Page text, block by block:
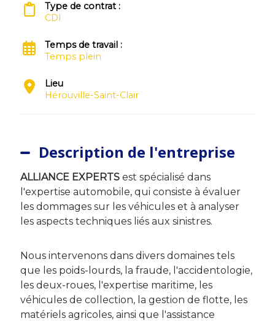
Type de contrat :
CDI
Temps de travail :
Temps plein
Lieu
Hérouville-Saint-Clair
Description de l'entreprise
ALLIANCE EXPERTSest spécialisé dans
l'expertise automobile, qui consiste à évaluer
les dommages sur les véhicules et à analyser
les aspects techniques liés aux sinistres.
Nous intervenons dans divers domaines tels
que les poids-lourds, la fraude, l'accidentologie,
les deux-roues, l'expertise maritime, les
véhicules de collection, la gestion de flotte, les
matériels agricoles, ainsi que l'assistance